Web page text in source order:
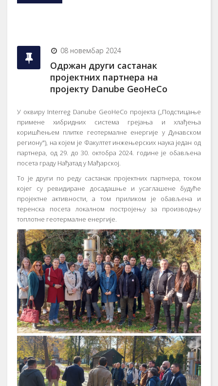
08 новембар 2024
Одржан други састанак
пројектних партнера на
пројекту Danube GeoHeCo
У оквиру Interreg Danube GeoHeCo пројекта („Подстицање
примене хибридних система грејања и хлађења
коришћењем плитке геотермалне енергије у Дунавском
региону"), на којем је Факултет инжењерских наука један од
партнера, од 29. до 30. октобра 2024. године је обављена
посета граду Нађатад у Мађарској.
То је други по реду састанак пројектних партнера, током
којег су ревидиране досадашње и усаглашене будуће
пројектне активности, а том приликом је обављена и
теренска посета локалном постројењу за производњу
топлотне геотермалне енергије.